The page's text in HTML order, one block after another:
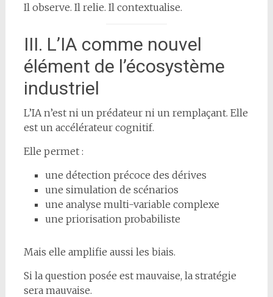
Il observe. Il relie. Il contextualise.
III. L’IA comme nouvel
élément de l’écosystème
industriel
L’IA n’est ni un prédateur ni un remplaçant. Elle
est un accélérateur cognitif.
Elle permet :
une détection précoce des dérives
une simulation de scénarios
une analyse multi-variable complexe
une priorisation probabiliste
Mais elle amplifie aussi les biais.
Si la question posée est mauvaise, la stratégie
sera mauvaise.